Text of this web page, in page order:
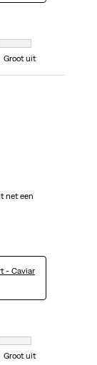
7 gelijk is aan Groot uit
Groot uit
net een
- Caviar
7 gelijk is aan Groot uit
Groot uit